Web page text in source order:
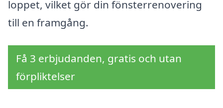
loppet, vilket gör din fönsterrenovering
till en framgång.
Få 3 erbjudanden, gratis och utan
förpliktelser